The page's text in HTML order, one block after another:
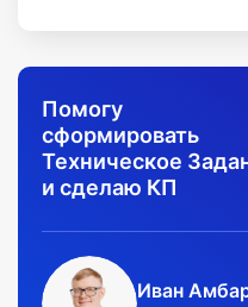
Помогу
сформировать
Техническое
и сделаю КП
Иван